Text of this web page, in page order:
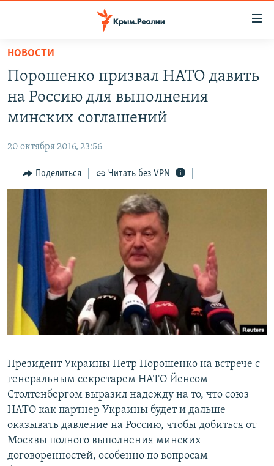
Вернуться
основному
содержанию
главной
навигации
Вернутся
поиску
СПЕЦПРОЕКТЫ
11 ЛЕТ ОККУПАЦИИ КРЫМА. 11 ИСТОРИЙ СОПРОТИВЛЕНИЯ
ЕЩЕ
ИНТЕРАКТИВ
ИНФОГРАФИКА
ТЕЛЕПРОЕКТ КРЫМ.РЕАЛИИ
СОВЕТЫ ПРАВОЗАЩИТНИКОВ
ПРОПАВШИЕ БЕЗ ВЕСТИ
ПОБЕДИТЕЛЕЙ НЕ СУДЯТ?
КРЫМ.НЕПОКОРЕННЫЙ
ELIFBE
РАДІО СВОБОДА
КАК ОБОЙТИ БЛОКИРОВКУ
Українською
Qırımtatar
ПРИСОЕДИНЯЙТЕСЬ!
Все сайты RFE/RL
НОВОСТИ
Порошенко призвал НАТО давить
на Россию для выполнения
минских соглашений
20 октября 2016, 23:56
Поделиться Читать без VPN
Президент Украины Петр Порошенко на встрече с
генеральным секретарем НАТО Йенсом
Столтенбергом выразил надежду на то, что союз
НАТО как партнер Украины будет и дальше
оказывать давление на Россию, чтобы добиться от
Москвы полного выполнения минских
договоренностей, особенно по вопросам